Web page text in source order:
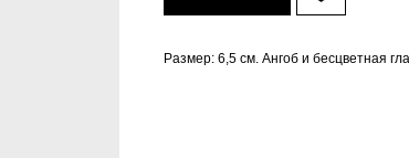
Размер: 6,5 см. Ангоб и бесцветная